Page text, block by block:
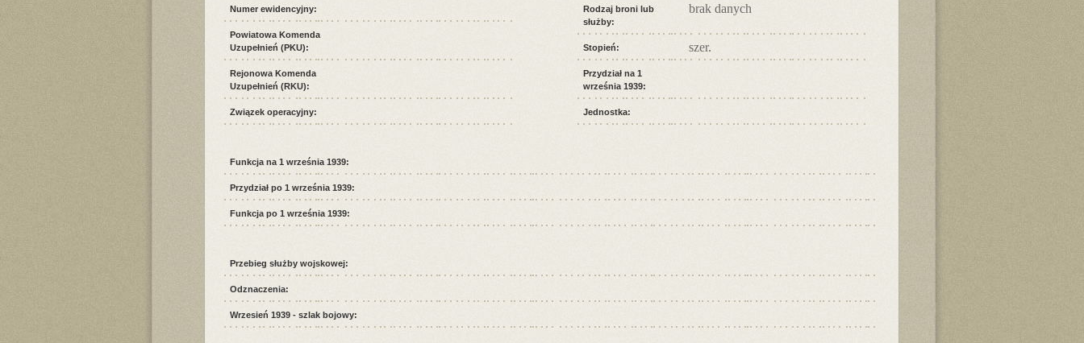
Numer ewidencyjny:
Powiatowa Komenda
Uzupełnień (PKU):
Rejonowa Komenda
Uzupełnień (RKU):
Związek operacyjny:
Rodzaj broni lub
służby:
brak danych
Stopień: szer.
Przydział na 1
września 1939:
Jednostka:
Funkcja na 1 września 1939:
Przydział po 1 września 1939:
Funkcja po 1 września 1939:
Przebieg służby wojskowej:
Odznaczenia:
Wrzesień 1939 - szlak bojowy: